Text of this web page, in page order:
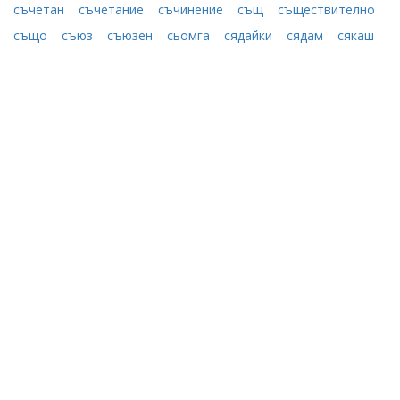
съчетан
съчетание съчинение същ
съществително
също
съюз съюзен сьомга сядайки сядам сякаш